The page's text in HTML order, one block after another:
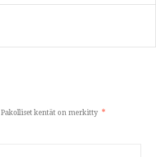
Pakolliset kentät on merkitty *